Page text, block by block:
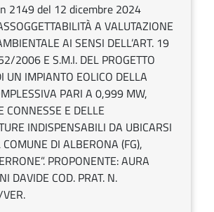
2149 del 12 dicembre 2024
A VALUTAZIONE
AI SENSI DELL’ART. 19
2006 E S.M.I. DEL PROGETTO
UN IMPIANTO EOLICO DELLA
PARI A 0,999 MW,
CONNESSE E DELLE
INDISPENSABILI DA UBICARSI
DI ALBERONA (FG),
PROPONENTE: AURA
DAVIDE COD. PRAT. N.